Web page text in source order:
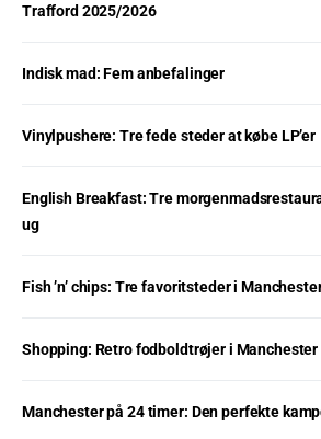
Trafford 2025/2026
Indisk mad: Fem anbefalinger
Vinylpushere: Tre fede steder at købe LP’er
English Breakfast: Tre
ug
Fish ’n’ chips: Tre favoritsteder i
Shopping: Retro fodboldtrøjer i Manchester
Manchester på 24 timer: Den perfekte